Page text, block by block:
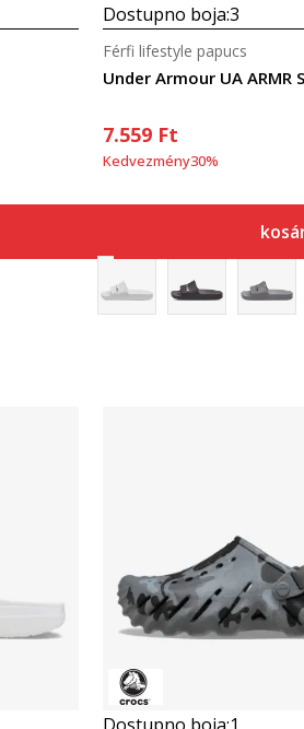
Dostupno boja:3
Under Armour UA ARMR
Férfi lifestyle papucs
7.559 Ft
Kedvezmény30%